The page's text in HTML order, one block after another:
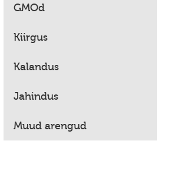
GMOd
Kiirgus
Kalandus
Jahindus
Muud arengud